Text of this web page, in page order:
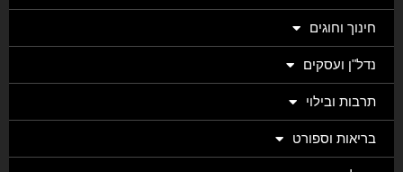
חינוך וחוגים
נדל"ן ועסקים
תרבות ובילוי
בריאות וספורט